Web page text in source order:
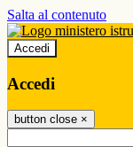
Salta al contenuto
Accedi
Accedi
button close ×